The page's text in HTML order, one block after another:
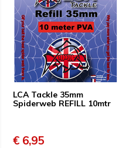
LCA Tackle 35mm
Spiderweb REFILL 10mtr
€ 6,95